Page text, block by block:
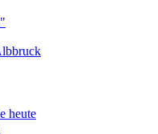
heute